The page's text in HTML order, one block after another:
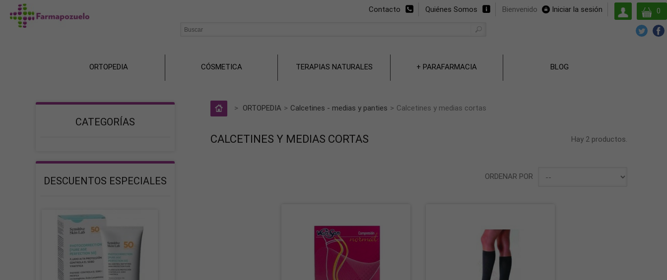
0
Su
cuenta
Bienvenido Iniciar la sesión
Quiénes Somos
Contacto
ORTOPEDIA CÓSMETICA TERAPIAS NATURALES + PARAFARMACIA BLOG
CATEGORÍAS
DESCUENTOS ESPECIALES
> ORTOPEDIA > Calcetines - medias y panties > Calcetines y medias cortas
CALCETINES Y MEDIAS CORTAS Hay 2 productos.
ORDENAR POR